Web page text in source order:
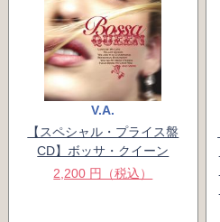
V.A.
【スペシャル・プライス盤
CD】ボッサ・クイーン
2,200 円（税込）